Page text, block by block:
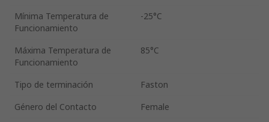
Mínima Temperatura de
Funcionamiento
-25°C
Máxima Temperatura de
Funcionamiento
85°C
Tipo de terminación
Faston
Género del Contacto
Female